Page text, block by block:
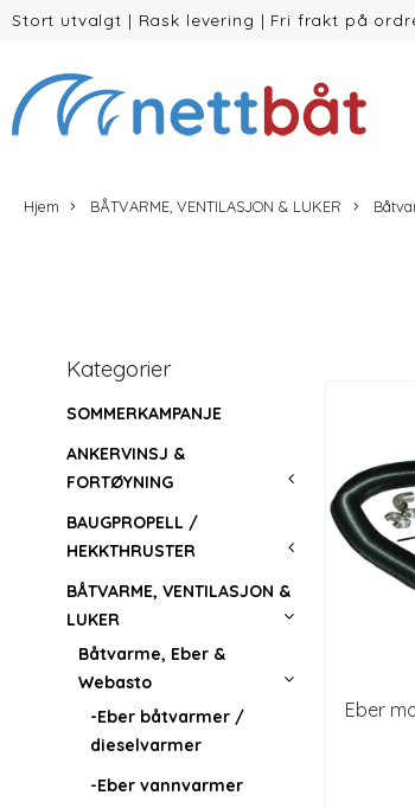
Stort utvalgt | Rask levering | Fri frakt på
Hjem BÅTVARME, VENTILASJON & LUKER
Kategorier
SOMMERKAMPANJE
ANKERVINSJ &
FORTØYNING
BAUGPROPELL /
HEKKTHRUSTER
BÅTVARME, VENTILASJON &
LUKER
Båtvarme, Eber &
Webasto
-Eber båtvarmer /
dieselvarmer
-Eber vannvarmer
Eber